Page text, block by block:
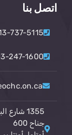
اتصل بنا
737-5115
247-1600
1355 شارع البنك 1355
جناح 600